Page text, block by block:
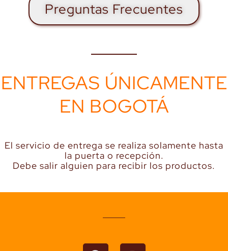
Preguntas Frecuentes
ENTREGAS ÚNICAMENTE
EN BOGOTÁ
El servicio de entrega se realiza solamente hasta
la puerta o recepción.
Debe salir alguien para recibir los productos.